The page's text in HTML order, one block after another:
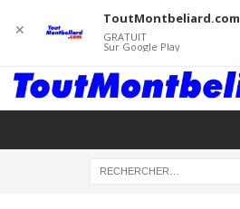
✕
ToutMontbeliard.com
GRATUIT
Sur Google Play